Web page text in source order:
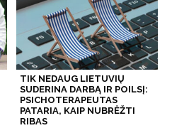
TIK NEDAUG LIETUVIŲ
SUDERINA DARBĄ IR POILSĮ:
PSICHOTERAPEUTAS
PATARIA, KAIP NUBRĖŽTI
RIBAS